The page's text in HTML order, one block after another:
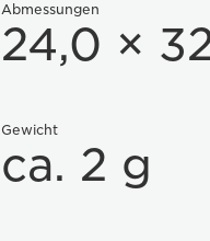
Abmessungen
24,0 ×
Gewicht
ca. 2 g